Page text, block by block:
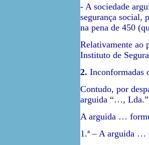
- A sociedade
segurança social,
na pena de 450
Relativamente ao
Instituto de
2. Inconformadas
Contudo, por
arguida “…,
A arguida …
1.ª – A arguida …